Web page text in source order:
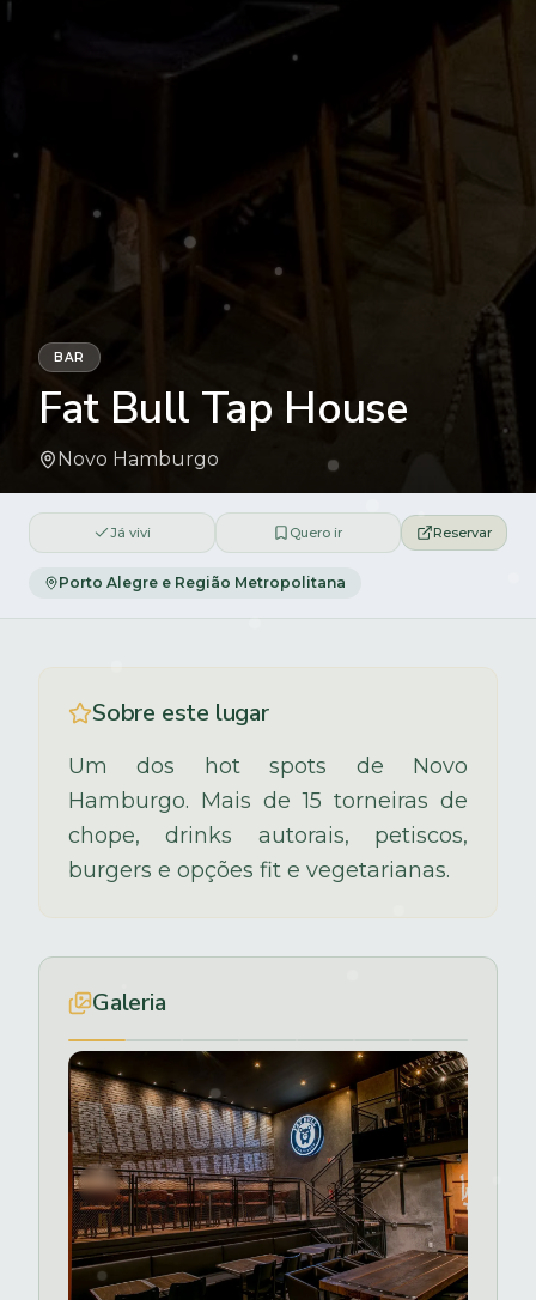
BAR
Fat Bull Tap House
Novo Hamburgo
Já vivi Quero ir Reservar
Porto Alegre e Região Metropolitana
Sobre este lugar
Um dos hot spots de Novo
Hamburgo. Mais de 15 torneiras de
chope, drinks autorais, petiscos,
burgers e opções fit e vegetarianas.
Galeria